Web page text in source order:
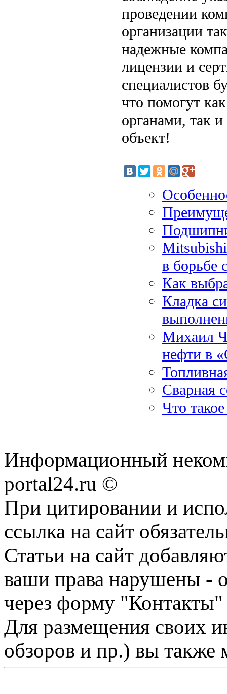
проведении
организации
надежные
лицензии и
специалистов
что помогут
органами, так
объект!
в борьбе
Как
Кладка
Михаил
нефти в
Сварная
Что
Информационный
portal24.ru ©
При цитировании и
ссылка на сайт
Статьи на сайт
ваши права нарушены -
через форму "Контакты"
Для размещения своих
обзоров и пр.) вы также